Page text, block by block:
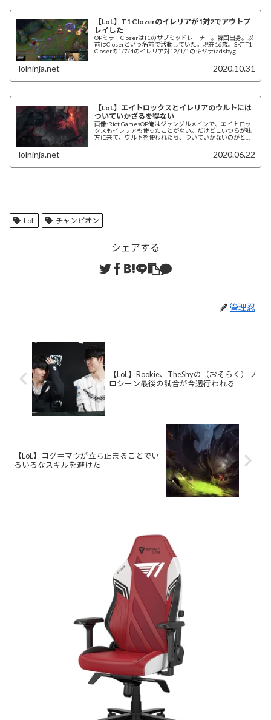
【LoL】T1 Clozerのイレリアが1対2でアウトプ
レイした
OPミラーClozerはT1のサブミッドレーナー。韓国出身。以
前はCloserという名前で活動していた。現在16歳。SKT T1
Closerの1/7/4のイレリア対12/1/1のキヤナ(adsbyg...
lolninja.net 2020.10.31
【LoL】エイトロックスとイレリアのウルトには
ついていかざるを得ない
画像:Riot GamesOP俺はジャングルメインで、エイトロッ
クスもイレリアも使ったことがない。だけどこいつらが味
方に来て、ウルトを使われたら、ついていかないのがとて
lolninja.net 2020.06.22
LoL チャンピオン
シェアする
管理忍
【LoL】Rookie、TheShyの（おそらく）プ
ロシーン最後の試合が今週行われる
【LoL】コグ＝マウが立ち止まることでい
ろいろなスキルを避けた